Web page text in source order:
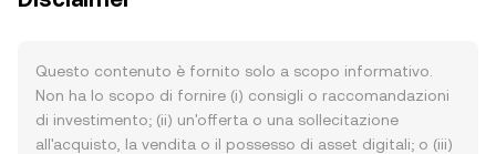
Questo contenuto è fornito solo a scopo informativo.
Non ha lo scopo di fornire (i) consigli o raccomandazioni
di investimento; (ii) un'offerta o una sollecitazione
all'acquisto, la vendita o il possesso di asset digitali; o (iii)